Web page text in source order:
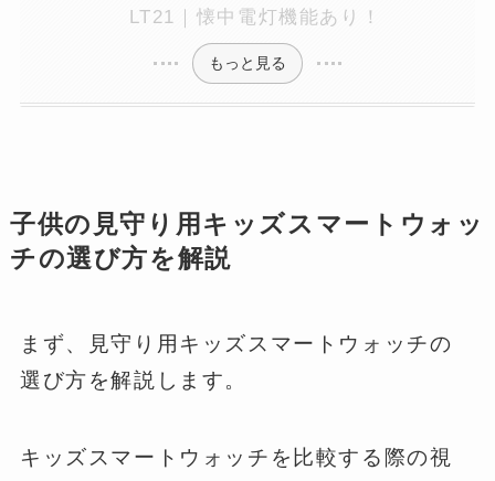
LT21｜懐中電灯機能あり！
もっと見る
子供の見守り用キッズスマートウォッ
チの選び方を解説
まず、見守り用キッズスマートウォッチの
選び方を解説します。
キッズスマートウォッチを比較する際の視